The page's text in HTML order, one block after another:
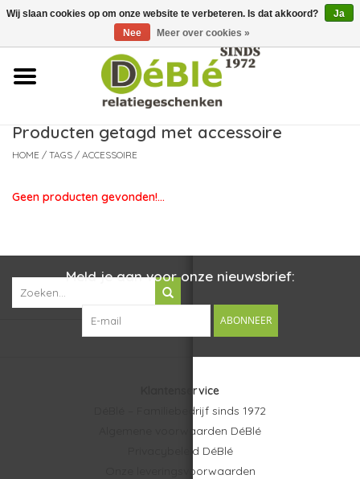
Over ons
Contact
Nieuws
Leveringsvoorwaarden
Producten getagd met accessoire
HOME / TAGS / ACCESSOIRE
Geen producten gevonden!...
Meld je aan voor onze nieuwsbrief:
ABONNEER
Klantenservice
DéBlé – Familiebedrijf sinds 1972
Algemene voorwaarden DéBlé
Privacybeleid DéBlé
Onze leveringsvoorwaarden
Wij slaan cookies op om onze website te verbeteren. Is dat akkoord?
Ja
Nee
Meer over cookies »